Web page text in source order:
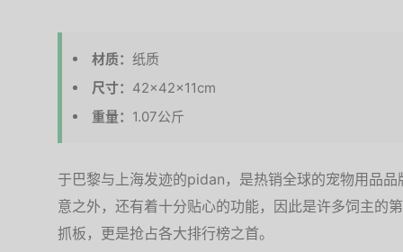
材质： 纸质
尺寸： 42×42×11cm
重量： 1.07公斤
于巴黎与上海发迹的pidan，是热销全球的宠物用品
意之外，还有着十分贴心的功能，因此是许多饲主的
抓板，更是抢占各大排行榜之首。